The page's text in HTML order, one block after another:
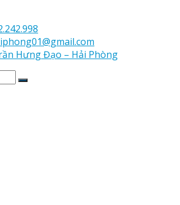
Hưng Đạo – Hải Phòng